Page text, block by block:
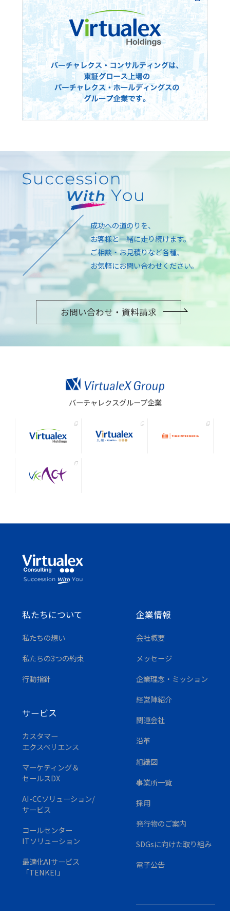
成功への道のりを、
お客様と一緒に走り続けます。
ご相談・お見積りなど各種、
お気軽にお問い合わせください。
お問い合わせ・資料請求
バーチャレクスグループ企業
私たちについて
私たちの想い
私たちの3つの約束
行動指針
サービス
カスタマー
エクスペリエンス
マーケティング＆
セールスDX
AI-CCソリューション/
サービス
コールセンター
ITソリューション
最適化AIサービス
「TENKEI」
企業情報
会社概要
メッセージ
企業理念・ミッション
経営陣紹介
関連会社
沿革
組織図
事業所一覧
採用
発行物のご案内
SDGsに向けた取り組み
電子公告